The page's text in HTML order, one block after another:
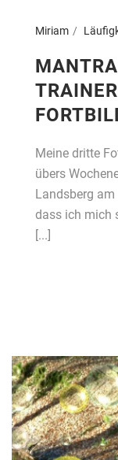
Miriam
Meine dritte
übers
Landsberg
dass ich mich
[...]